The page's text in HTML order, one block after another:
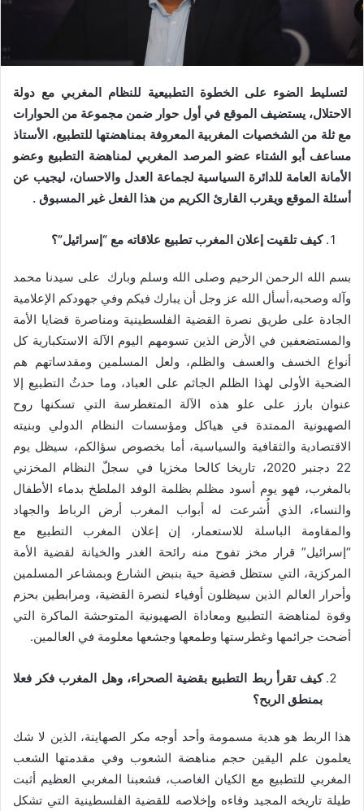
لتسليط الضوء على الخطوة التطبيعية للنظام المغربي مع دولة
الاحتلال، يستضيف الموقع في أول حوار ضمن مجموعة من الحوارات
مع ثلة من الشخصيات المغربية المعروفة بمناهضتها للتطبيع، الأستاذ
مساعف أبو الشتاء عضو المرصد المغربي لمناهضة التطبيع وعضو
الأمانة العامة للدائرة السياسية لجماعة العدل والاحسان، ليجيب عن
أسئلة الموقع ويقرب القارئ الكريم من هذا الفعل غير المسبوق .
كيف تلقيت إعلان المغرب تطبيع علاقاته مع “إسرائيل”؟
بسم الله الرحمن الرحيم وصلى الله وسلم وبارك على سيدنا محمد
وآله وصحبه،أسأل الله عز وجل أن يبارك فيكم وفي جهودكم الإعلامية
الجادة على طريق نصرة القضية الفلسطينية ومناصرة قضايا الأمة
والمستضعفين في الأرض الذين تسومهم اليوم الآلة الاستكبارية كل
أنواع الخسف والعسف والظلم، ولعل المسلمين ومقدساتهم هم
الضحية الأولى لهذا الظلم الجاثم على العباد، وما حدثُ التطبيع إلا
عنوان بارز على علو هذه الآلة المتغطرسة التي تسكنها روح
الصهيونية الممتدة في هياكل ومؤسسات النظام الدولي وبنيته
الاقتصادية والثقافية والسياسية، أما بخصوص سؤالكم، سيظل يوم
22 دجنبر 2020، تاريخا كالحا مخزيا في سجلّ النظام المخزني
بالمغرب، فهو يوم أسود مظلم بظلمة الوفد الملطخ بدماء الأطفال
والنساء، الذي أُشرعت له أبواب المغرب أرض الرباط والجهاد
والمقاومة الباسلة للاستعمار، إن إعلان المغرب التطبيع مع
“إسرائيل” قرار مخز تفوح منه رائحة الغدر والخيانة لقضية الأمة
المركزية، التي ستظل قضية حية بنبض الشارع وبمشاعر المسلمين
وأحرار العالم الذين سيظلون أوفياء لنصرة القضية، ومرابطين بحزم
وقوة لمناهضة التطبيع ومعاداة الصهيونية المتوحشة الماكرة التي
أضحت جرائمها وغطرستها وطمعها وجشعها معلومة في العالمين.
كيف تقرأ ربط التطبيع بقضية الصحراء، وهل المغرب فكر فعلا
بمنطق الربح؟
هذا الربط هو هدية مسمومة وأحد أوجه مكر الصهاينة، الذين لا شك
يعلمون علم اليقين حجم مناهضة الشعوب وفي مقدمتها الشعب
المغربي للتطبيع مع الكيان الغاصب، فشعبنا المغربي العظيم أثبت
طيلة تاريخه المجيد وفاءه وإخلاصه للقضية الفلسطينية التي تشكل